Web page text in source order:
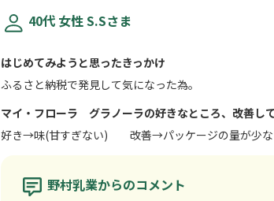
40代 女性 S.Sさま
はじめてみようと思ったきっかけ
ふるさと納税で発見して気になった為。
マイ・フローラ グラノーラの好きなところ、改善し
好き→味(甘すぎない) 改善→パッケージの量が少な
野村乳業からのコメント